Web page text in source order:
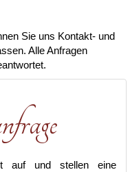
Sie uns Kontakt- und
Alle Anfragen
auf und stellen eine